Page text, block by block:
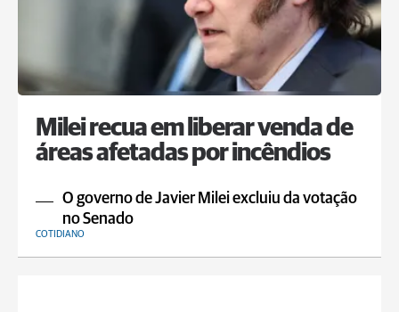
Milei recua em liberar venda de
áreas afetadas por incêndios
O governo de Javier Milei excluiu da votação
no Senado
COTIDIANO